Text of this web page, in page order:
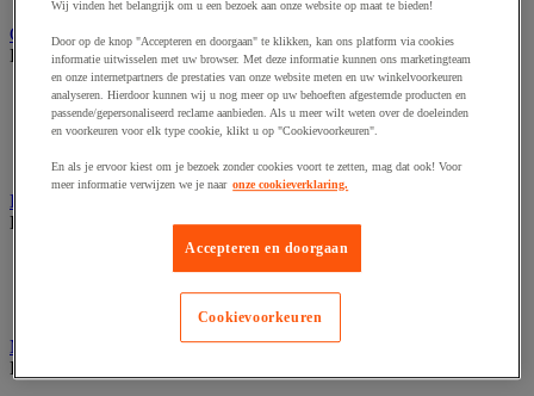
Gymnastiek en artistieke sport
Bekijk de hele productgroep
Circuskunst
Gymuitrusting
Ritmisch gymtoestel
Turntoestel
Krachttraining en fitness
Bekijk de hele productgroep
Multi sportuitrusting en accessoires
Bekijk de hele productgroep
Wij vinden het belangrijk om u een bezoek aan onze website op maat te bieden!
Door op de knop "Accepteren en doorgaan" te klikken, kan ons platform via cookies
informatie uitwisselen met uw browser. Met deze informatie kunnen ons marketingteam
en onze internetpartners de prestaties van onze website meten en uw winkelvoorkeuren
analyseren. Hierdoor kunnen wij u nog meer op uw behoeften afgestemde producten en
passende/gepersonaliseerd reclame aanbieden. Als u meer wilt weten over de doeleinden
en voorkeuren voor elk type cookie, klikt u op "Cookievoorkeuren".
En als je ervoor kiest om je bezoek zonder cookies voort te zetten, mag dat ook! Voor
meer informatie verwijzen we je naar onze cookieverklaring.
Accepteren en doorgaan
Cookievoorkeuren